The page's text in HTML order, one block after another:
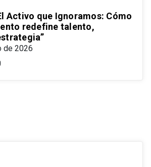
Activo que Ignoramos: Cómo
redefine talento,
de 2026